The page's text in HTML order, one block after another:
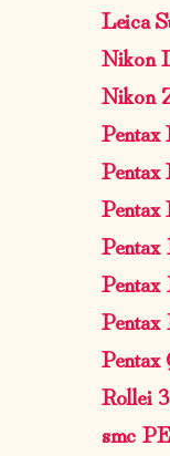
Leica
Nikon
Nikon
Pentax
Rollei
smc